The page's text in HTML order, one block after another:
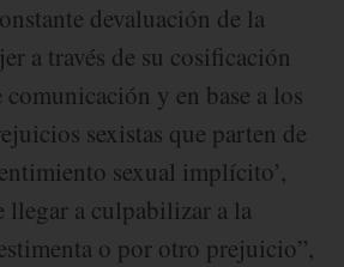
devaluación de la
a través de su cosificación
y en base a los
sexistas que parten de
sexual implícito’,
llegar a culpabilizar a la
o por otro prejuicio”,